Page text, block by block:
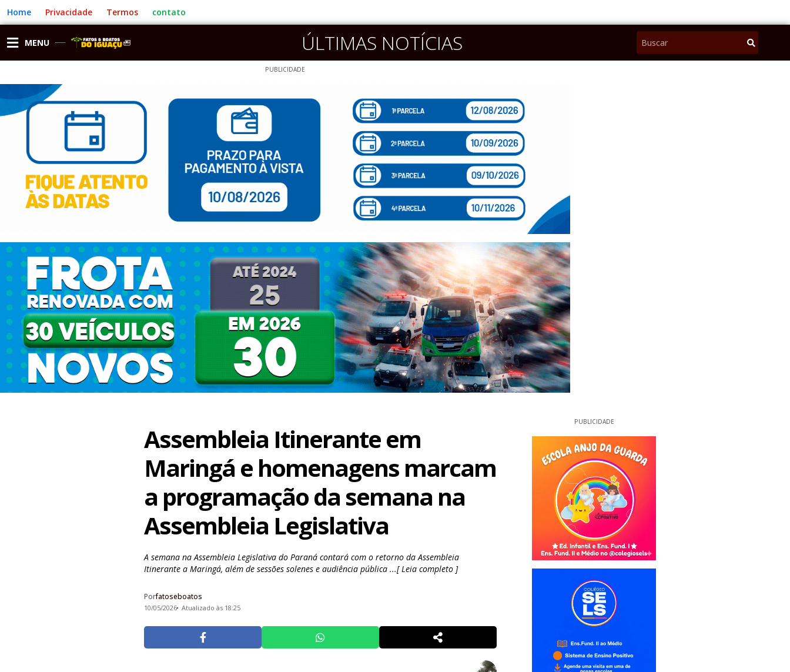
para
o
conteúdo
Home Privacidade Termos contato
MENU ÚLTIMAS NOTÍCIAS Pesquisar
PUBLICIDADE
Assembleia Itinerante em
Maringá e homenagens marcam
a programação da semana na
Assembleia Legislativa
A semana na Assembleia Legislativa do Paraná contará com o retorno da Assembleia
Itinerante a Maringá, além de sessões solenes e audiência pública ...[ Leia completo ]
Porfatoseboatos
10/05/2026 Atualizado às 18:25
PUBLICIDADE